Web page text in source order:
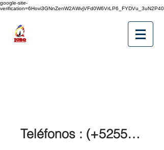
google-site-
verification=6Hovi3GNnZenW2AWvjVFd0W6VrLP6_FYDVu_3uN2P40
Teléfonos : (+5255) 36260072